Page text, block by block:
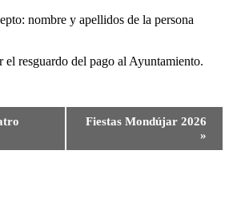
nombre y apellidos de la persona
el resguardo del pago al Ayuntamiento.
Fiestas Mondújar 2026
»